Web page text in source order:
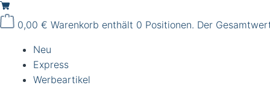
0,00 € Warenkorb enthält 0 Positionen. Der
Neu
Express
Werbeartikel